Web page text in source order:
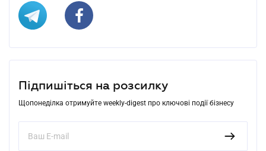
Підпишіться на розсилку
Щопонеділка отримуйте weekly-digest про ключові події бізнесу